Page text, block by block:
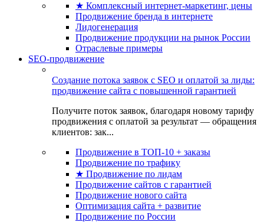
★ Комплексный интернет-маркетинг, цены
Продвижение бренда в интернете
Лидогенерация
Продвижение продукции на рынок России
Отраслевые примеры
SEO-продвижение
Создание потока заявок с SEO и оплатой за лиды:
продвижение сайта с повышенной гарантией
Получите поток заявок, благодаря новому тарифу
продвижения с оплатой за результат — обращения
клиентов: зак...
Продвижение в ТОП-10 + заказы
Продвижение по трафику
★ Продвижение по лидам
Продвижение сайтов с гарантией
Продвижение нового сайта
Оптимизация сайта + развитие
Продвижение по России